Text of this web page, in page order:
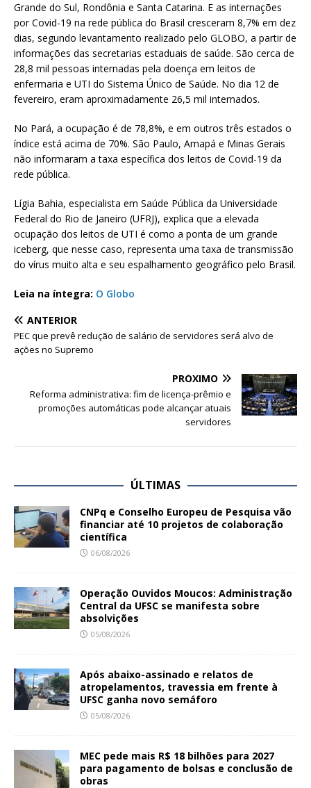
Grande do Sul, Rondônia e Santa Catarina. E as internações
por Covid-19 na rede pública do Brasil cresceram 8,7% em dez
dias, segundo levantamento realizado pelo GLOBO, a partir de
informações das secretarias estaduais de saúde. São cerca de
28,8 mil pessoas internadas pela doença em leitos de
enfermaria e UTI do Sistema Único de Saúde. No dia 12 de
fevereiro, eram aproximadamente 26,5 mil internados.
No Pará, a ocupação é de 78,8%, e em outros três estados o
índice está acima de 70%. São Paulo, Amapá e Minas Gerais
não informaram a taxa específica dos leitos de Covid-19 da
rede pública.
Lígia Bahia, especialista em Saúde Pública da Universidade
Federal do Rio de Janeiro (UFRJ), explica que a elevada
ocupação dos leitos de UTI é como a ponta de um grande
iceberg, que nesse caso, representa uma taxa de transmissão
do vírus muito alta e seu espalhamento geográfico pelo Brasil.
Leia na íntegra: O Globo
ANTERIOR
PEC que prevê redução de salário de servidores será alvo de
ações no Supremo
PRÓXIMO
Reforma administrativa: fim de licença-prêmio e
promoções automáticas pode alcançar atuais
servidores
ÚLTIMAS
CNPq e Conselho Europeu de Pesquisa vão
financiar até 10 projetos de colaboração
científica
06/08/2026
Operação Ouvidos Moucos: Administração
Central da UFSC se manifesta sobre
absolvições
05/08/2026
Após abaixo-assinado e relatos de
atropelamentos, travessia em frente à
UFSC ganha novo semáforo
05/08/2026
MEC pede mais R$ 18 bilhões para 2027
para pagamento de bolsas e conclusão de
obras